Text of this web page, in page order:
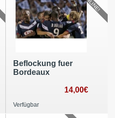
Beflockung fuer
Bordeaux
14,00€
Verfügbar